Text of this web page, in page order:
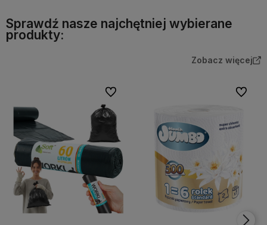
Sprawdź nasze najchętniej wybierane
produkty:
Zobacz więcej
Do ulubionych Do